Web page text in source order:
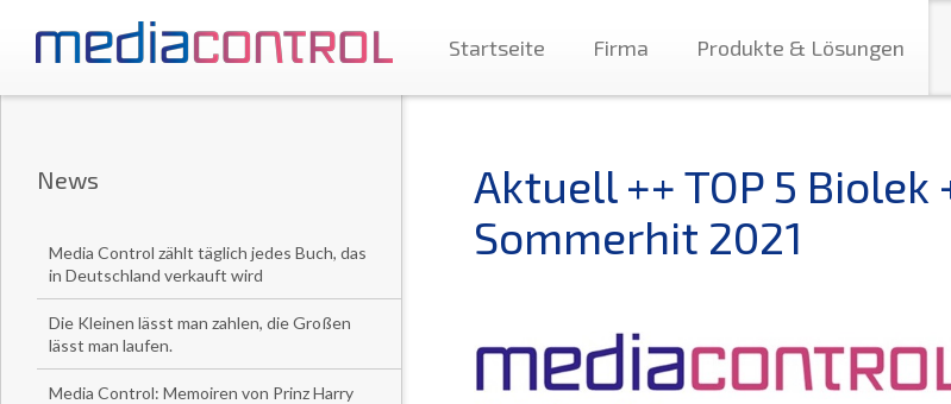
Startseite Firma Produkte & Lösungen
News
Media Control zählt täglich jedes Buch, das
in Deutschland verkauft wird
Die Kleinen lässt man zahlen, die Großen
lässt man laufen.
Media Control: Memoiren von Prinz Harry
Aktuell ++ TOP 5
Sommerhit 2021